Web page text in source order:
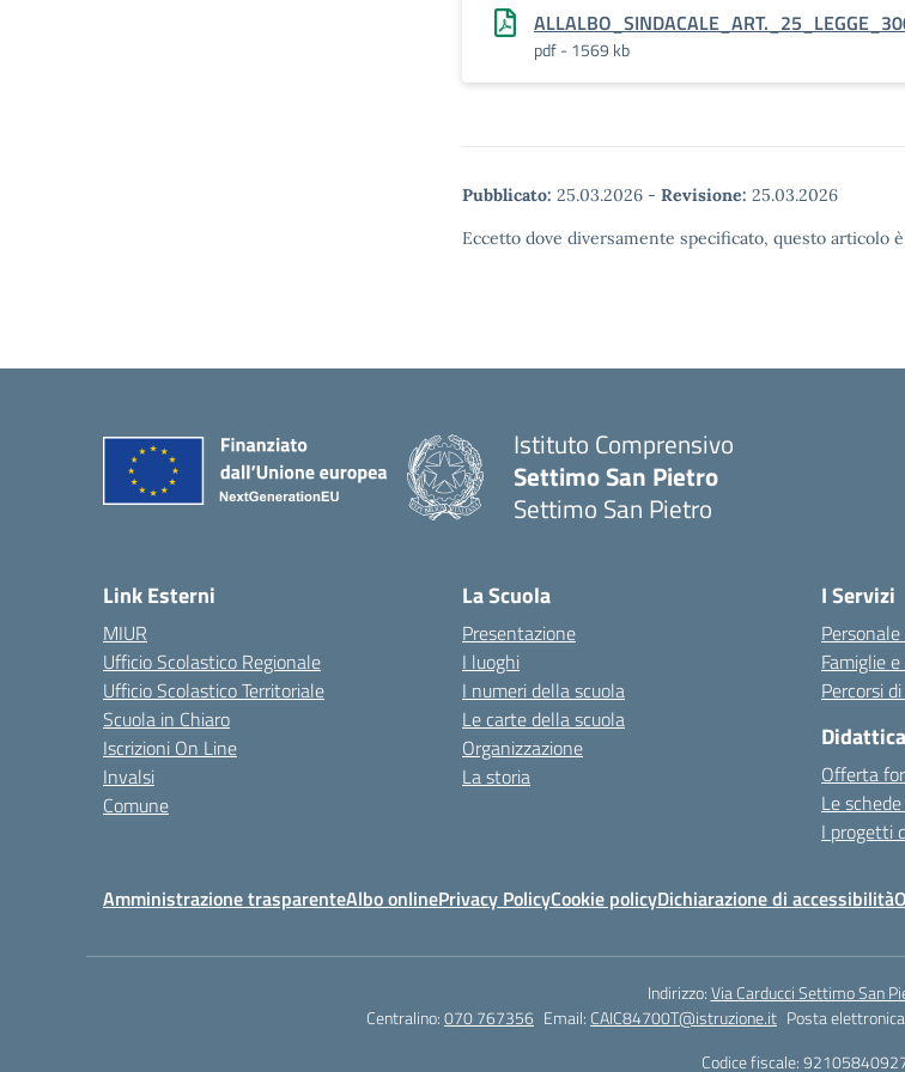
pdf - 1569 kb
Pubblicato: 25.03.2026 - Revisione: 25.03.2026
Eccetto dove diversamente specificato, questo articolo
Istituto Comprensivo
Settimo San Pietro
Settimo San Pietro
Link Esterni
MIUR
Ufficio Scolastico Regionale
Ufficio Scolastico Territoriale
Scuola in Chiaro
Iscrizioni On Line
Invalsi
Comune
La Scuola
Presentazione
I luoghi
I numeri della scuola
Le carte della scuola
Organizzazione
La storia
I Servizi
Famiglie
Percorsi
Didattica
Offerta
Le
I progetti
Amministrazione trasparenteAlbo onlinePrivacy PolicyCookie policyDichiarazione di accessibilità
Indirizzo:Via Carducci Settimo San
Centralino:070 767356 Email: CAIC84700T@istruzione.it Posta
Codice fiscale: